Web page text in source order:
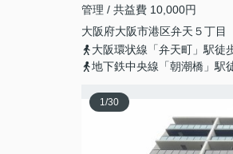
管理 / 共益費 10,000円
大阪府大阪市港区弁天 ５丁目
大阪環状線「弁天町」駅徒
地下鉄中央線「朝潮橋」駅
1/30